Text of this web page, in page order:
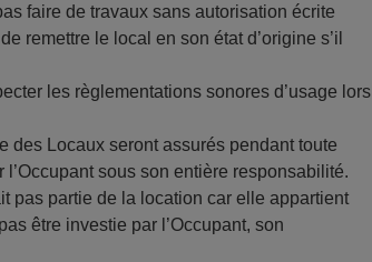
faire de travaux sans autorisation écrite
remettre le local en son état d’origine s’il
les règlementations sonores d’usage lors
des Locaux seront assurés pendant toute
l’Occupant sous son entière responsabilité.
pas partie de la location car elle appartient
être investie par l’Occupant, son